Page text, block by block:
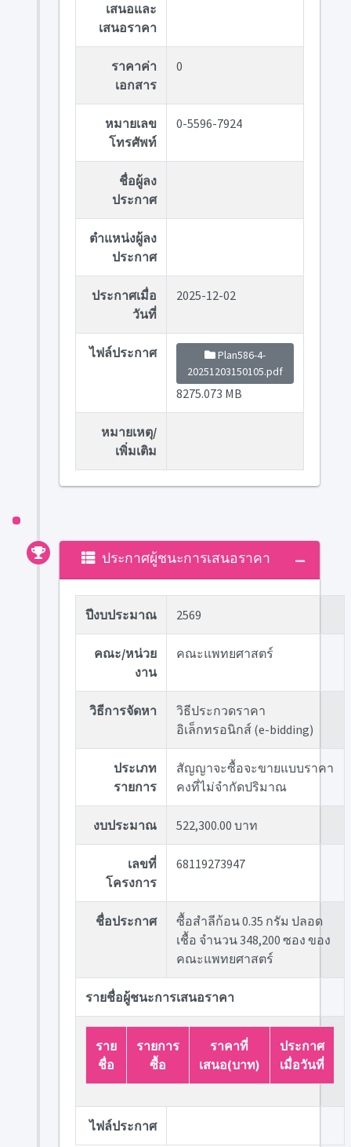
เสนอและ
เสนอราคา
ราคาค่า
เอกสาร
0
หมายเลข
โทรศัพท์
0-5596-7924
ชื่อผู้ลง
ประกาศ
ตำแหน่งผู้ลง
ประกาศ
ประกาศเมื่อ
วันที่
2025-12-02
ไฟล์ประกาศ
Plan586-4-
20251203150105.pdf
8275.073 MB
หมายเหตุ/
เพิ่มเติม
ประกาศผู้ชนะการเสนอราคา
ปีงบประมาณ 2569
คณะ/หน่วย
งาน
คณะแพทยศาสตร์
วิธีการจัดหา
วิธีประกวดราคา
อิเล็กทรอนิกส์ (e-bidding)
ประเภท
รายการ
สัญญาจะซื้อจะขายแบบราคา
คงที่ไม่จำกัดปริมาณ
งบประมาณ 522,300.00 บาท
เลขที่
โครงการ
68119273947
ชื่อประกาศ
ซื้อสำลีก้อน 0.35 กรัม ปลอด
เชื้อ จำนวน 348,200 ซอง ของ
คณะแพทยศาสตร์
รายชื่อผู้ชนะการเสนอราคา
ราย
ชื่อ
รายการ
ซื้อ
ราคาที่
เสนอ(บาท)
ประกาศ
เมื่อวันที่
ไฟล์ประกาศ